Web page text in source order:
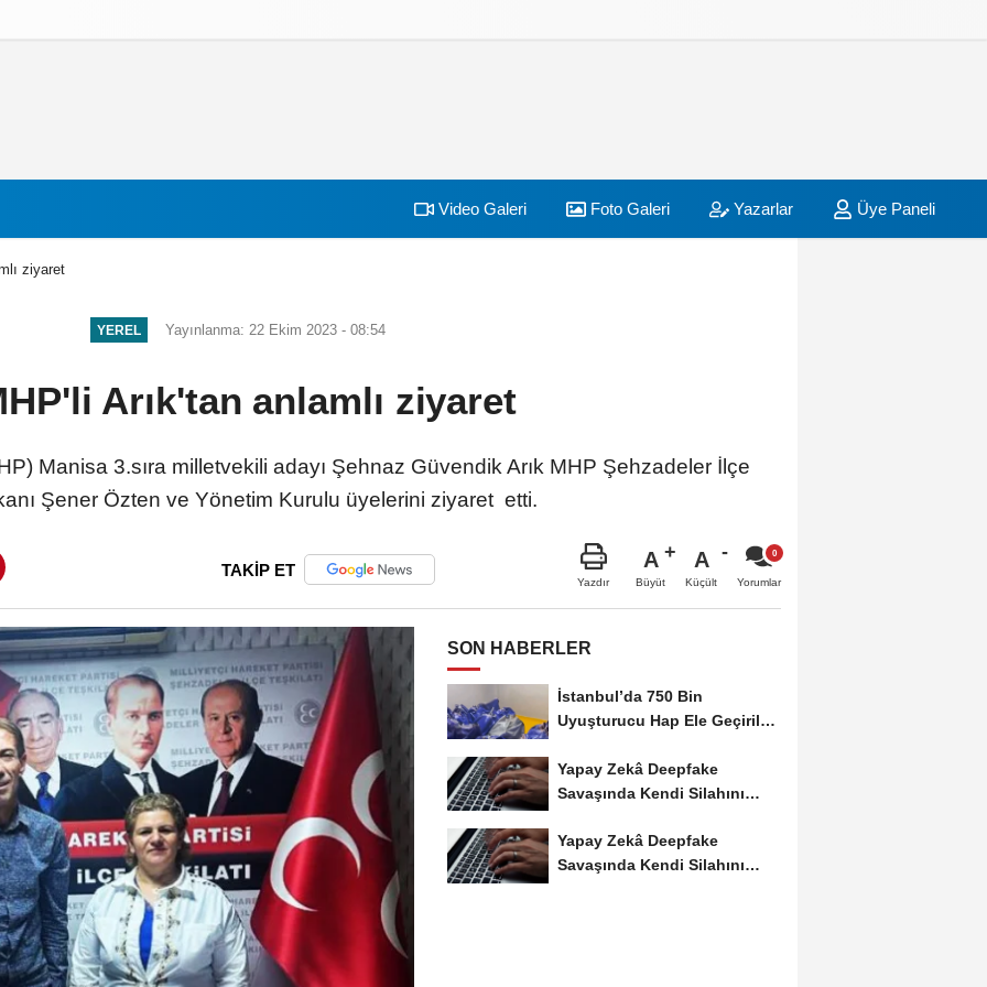
Video Galeri Foto Galeri Yazarlar Üye Paneli
ziyaret
YEREL Yayınlanma: 22 Ekim 2023 - 08:54
Arık'tan anlamlı ziyaret
Manisa 3.sıra milletvekili adayı Şehnaz Güvendik Arık MHP Şehzadeler İlçe
Şener Özten ve Yönetim Kurulu üyelerini ziyaret etti.
TAKİP ET
Yazdır
A
Büyüt
A
Küçült Yorumlar
SON HABERLER
İstanbul’da 750 Bin
Uyuşturucu Hap Ele Geçirildi:
Yapay Zekâ Deepfake
Savaşında Kendi Silahını
Yapay Zekâ Deepfake
Savaşında Kendi Silahını